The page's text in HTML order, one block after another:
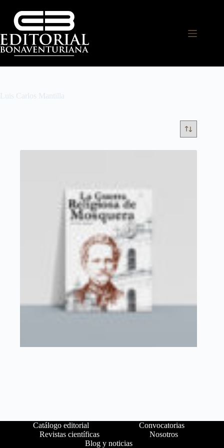
Luis Carlos Mantilla
Catálogo editorial
Convocatorias
Revistas científicas
Nosotros
Blog y noticias